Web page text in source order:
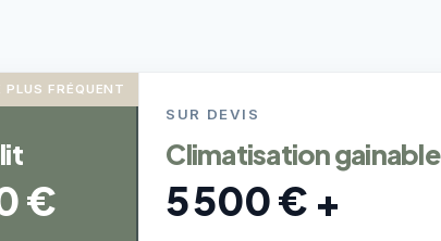
PLUS FRÉQUENT
€
SUR DEVIS
Climatisation gainable
5 500 € +